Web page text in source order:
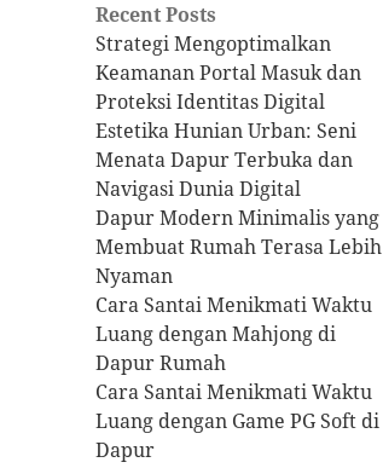
Recent Posts
Strategi Mengoptimalkan
Keamanan Portal Masuk dan
Proteksi Identitas Digital
Estetika Hunian Urban: Seni
Menata Dapur Terbuka dan
Navigasi Dunia Digital
Dapur Modern Minimalis yang
Membuat Rumah Terasa Lebih
Nyaman
Cara Santai Menikmati Waktu
Luang dengan Mahjong di
Dapur Rumah
Cara Santai Menikmati Waktu
Luang dengan Game PG Soft di
Dapur